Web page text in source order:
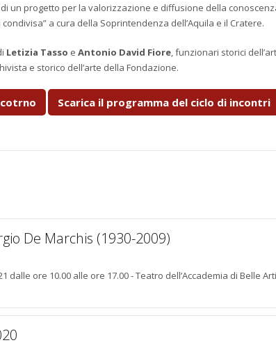
di un progetto per la valorizzazione e diffusione della
a cura della Soprintendenza dell’Aquila e il Cratere.
Letizia Tasso e Antonio David Fiore, funzionari storici
e storico dell’arte della Fondazione.
Scarica il programma del ciclo di incontri
De Marchis (1930-2009)
dalle ore 10.00 alle ore 17.00 - Teatro dell’Accademia di Belle Arti